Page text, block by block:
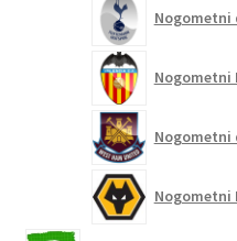
Nogometni
Nogometni
Nogometni
Nogometni